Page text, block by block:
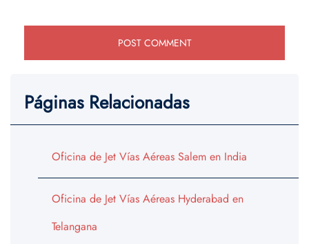
Páginas Relacionadas
Oficina de Jet Vías Aéreas Salem en India
Oficina de Jet Vías Aéreas Hyderabad en
Telangana